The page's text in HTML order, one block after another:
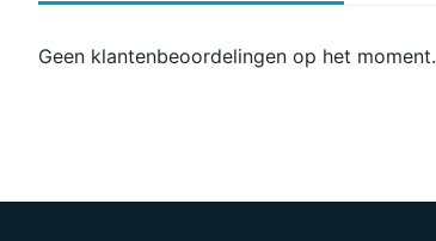
Geen klantenbeoordelingen op het moment.